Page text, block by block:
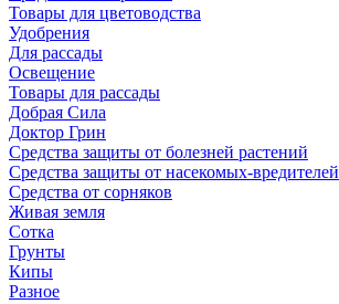
Товары для цветоводства
Удобрения
Для рассады
Освещение
Товары для рассады
Добрая Сила
Доктор Грин
Средства защиты от болезней растений
Средства защиты от насекомых-вредителей
Средства от сорняков
Живая земля
Сотка
Грунты
Кипы
Разное